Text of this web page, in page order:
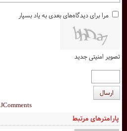
پارامترهای مرتبط
مرا برای دیدگاه‌های بعدی به یاد بسپار
تصویر امنیتی جدید
ارسال
JComments